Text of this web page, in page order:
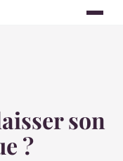
son
?